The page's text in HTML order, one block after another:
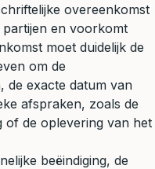
overeenkomst
en voorkomt
moet duidelijk de
om de
de exacte datum van
afspraken, zoals de
de oplevering van het
beëindiging, de